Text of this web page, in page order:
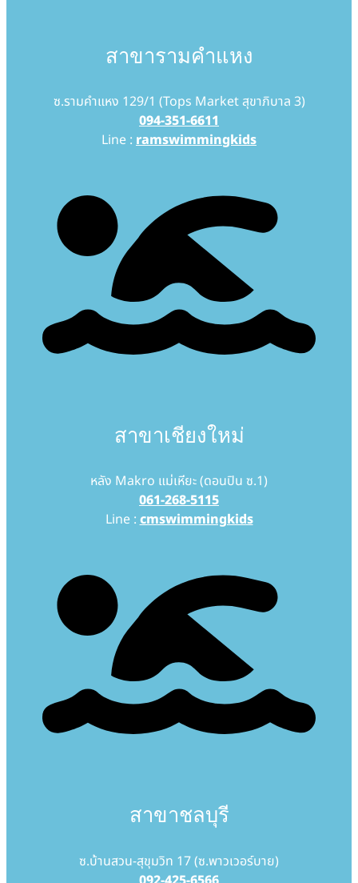
สาขารามคำแหง
ซ.รามคำแหง 129/1 (Tops Market สุขาภิบาล 3)
094-351-6611
Line : ramswimmingkids
สาขาเชียงใหม่
หลัง Makro แม่เหียะ (ดอนปิน ซ.1)
061-268-5115
Line :cmswimmingkids
สาขาชลบุรี
ซ.บ้านสวน-สุขุมวิท 17 (ซ.พาวเวอร์บาย)